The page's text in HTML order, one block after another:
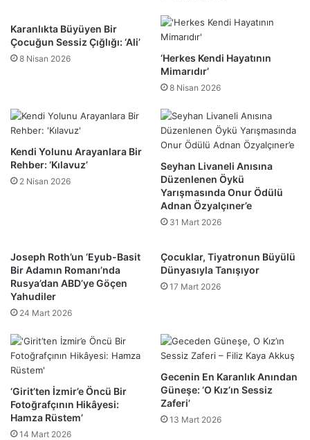
Karanlıkta Büyüyen Bir
Çocuğun Sessiz Çığlığı: ‘Ali’
8 Nisan 2026
‘Herkes Kendi Hayatının
Mimarıdır’
8 Nisan 2026
Kendi Yolunu Arayanlara Bir
Rehber: ‘Kılavuz’
2 Nisan 2026
Seyhan Livaneli Anısına
Düzenlenen Öykü
Yarışmasında Onur Ödülü
Adnan Özyalçıner’e
31 Mart 2026
Joseph Roth’un ‘Eyub-Basit
Bir Adamın Romanı’nda
Rusya’dan ABD’ye Göçen
Yahudiler
24 Mart 2026
Çocuklar, Tiyatronun Büyülü
Dünyasıyla Tanışıyor
17 Mart 2026
‘Girit’ten İzmir’e Öncü Bir
Fotoğrafçının Hikâyesi:
Hamza Rüstem’
14 Mart 2026
Gecenin En Karanlık Anından
Güneşe: ‘O Kız’ın Sessiz
Zaferi’
13 Mart 2026